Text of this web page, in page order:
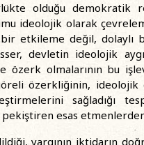
olduğu
ideolojik olarak
bir etkileme değil,
devletin ideolojik
olmalarının bu
özerkliğinin,
sağladığı
esas
yargının iktidarın